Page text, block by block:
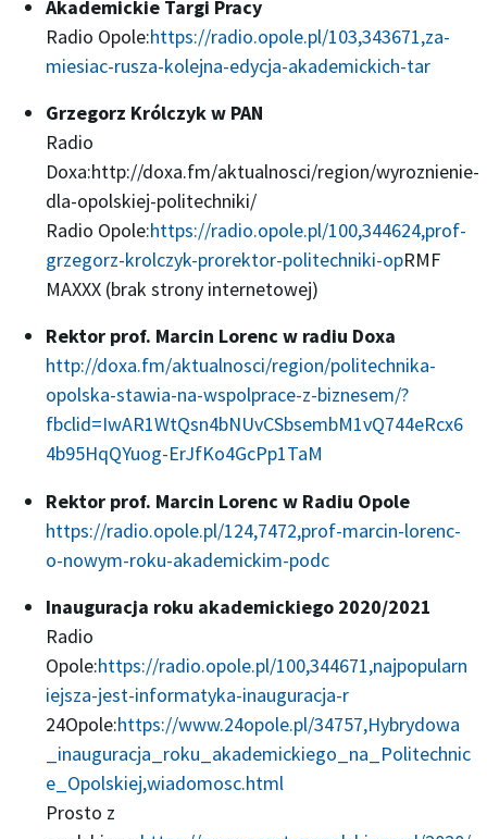
Akademickie Targi Pracy
Radio Opole:https://radio.opole.pl/103,343671,za-
miesiac-rusza-kolejna-edycja-akademickich-tar
Grzegorz Królczyk w PAN
Radio
Doxa:http://doxa.fm/aktualnosci/region/wyroznienie-
dla-opolskiej-politechniki/
Radio Opole:https://radio.opole.pl/100,344624,prof-
grzegorz-krolczyk-prorektor-politechniki-opRMF
MAXXX (brak strony internetowej)
Rektor prof. Marcin Lorenc w radiu Doxa
http://doxa.fm/aktualnosci/region/politechnika-
opolska-stawia-na-wspolprace-z-biznesem/?
fbclid=IwAR1WtQsn4bNUvCSbsembM1vQ744eRcx6
4b95HqQYuog-ErJfKo4GcPp1TaM
Rektor prof. Marcin Lorenc w Radiu Opole
https://radio.opole.pl/124,7472,prof-marcin-lorenc-
o-nowym-roku-akademickim-podc
Inauguracja roku akademickiego 2020/2021
Radio
Opole:https://radio.opole.pl/100,344671,najpopularn
iejsza-jest-informatyka-inauguracja-r
24Opole:https://www.24opole.pl/34757,Hybrydowa
_inauguracja_roku_akademickiego_na_Politechnic
e_Opolskiej,wiadomosc.html
Prosto z